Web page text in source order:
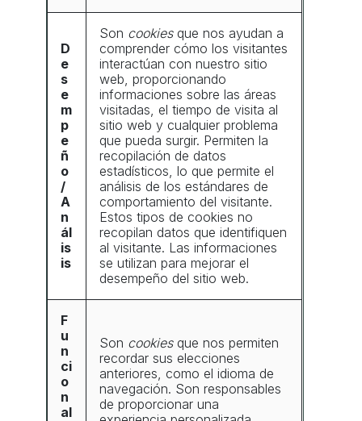
D
e
s
e
m
p
e
ñ
o
/
A
n
ál
is
is
Son cookiesque nos ayudan a
comprender cómo los visitantes
interactúan con nuestro sitio
web, proporcionando
informaciones sobre las áreas
visitadas, el tiempo de visita al
sitio web y cualquier problema
que pueda surgir. Permiten la
recopilación de datos
estadísticos, lo que permite el
análisis de los estándares de
comportamiento del visitante.
Estos tipos de cookies no
recopilan datos que identifiquen
al visitante. Las informaciones
se utilizan para mejorar el
desempeño del sitio web.
F
u
n
ci
o
n
al
Son cookiesque nos permiten
recordar sus elecciones
anteriores, como el idioma de
navegación. Son responsables
de proporcionar una